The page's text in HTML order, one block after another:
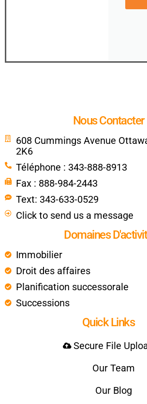
Nous Contacter
608 Cummings Avenue
2K6
Téléphone : 343-888-8913
Fax : 888-984-2443
Text: 343-633-0529
Click to send us a message
Domaines
Immobilier
Droit des affaires
Planification successorale
Successions
Quick Links
Secure File
Our Team
Our Blog